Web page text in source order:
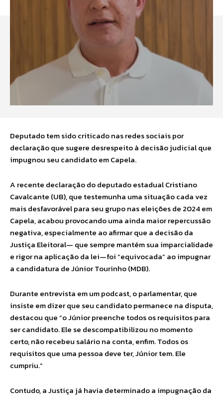
Deputado tem sido criticado nas redes sociais por
declaração que sugere desrespeito à decisão judicial que
impugnou seu candidato em Capela.
A recente declaração do deputado estadual Cristiano
Cavalcante (UB), que testemunha uma situação cada vez
mais desfavorável para seu grupo nas eleições de 2024 em
Capela, acabou provocando uma ainda maior repercussão
negativa, especialmente ao afirmar que a decisão da
Justiça Eleitoral— que sempre mantém sua imparcialidade
e rigor na aplicação da lei—foi “equivocada” ao impugnar
a candidatura de Júnior Tourinho (MDB).
Durante entrevista em um podcast, o parlamentar, que
insiste em dizer que seu candidato permanece na disputa,
destacou que “o Júnior preenche todos os requisitos para
ser candidato. Ele se descompatibilizou no momento
certo, não recebeu salário na conta, enfim. Todos os
requisitos que uma pessoa deve ter, Júnior tem. Ele
cumpriu.”
Contudo, a Justiça já havia determinado a impugnação da